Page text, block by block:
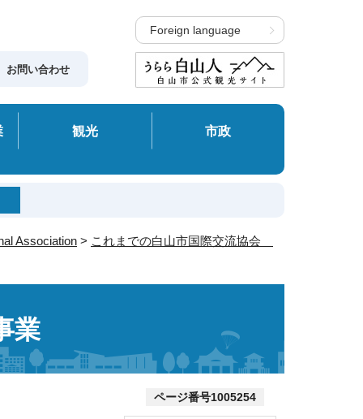
お問い合わせ
Foreign language
観光 市政
Association > これまでの白山市国際交流協会
業
ページ番号1005254